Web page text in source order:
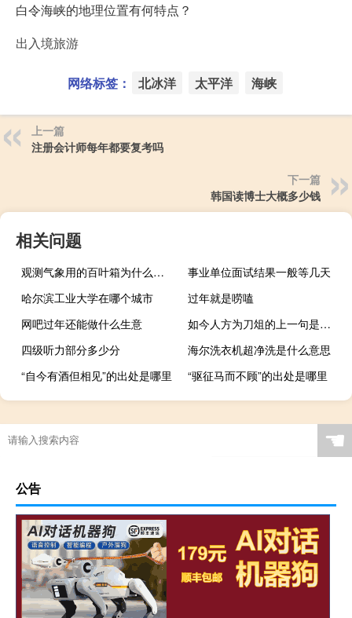
白令海峡的地理位置有何特点？
出入境旅游
网络标签： 北冰洋 太平洋 海峡
上一篇
注册会计师每年都要复考吗
下一篇
韩国读博士大概多少钱
相关问题
观测气象用的百叶箱为什么成白色（观测气象用的百叶箱）
事业单位面试结果一般等几天
哈尔滨工业大学在哪个城市
过年就是唠嗑
网吧过年还能做什么生意
如今人方为刀俎的上一句是什么
四级听力部分多少分
海尔洗衣机超净洗是什么意思
“自今有酒但相见”的出处是哪里
“驱征马而不顾”的出处是哪里
☚
公告